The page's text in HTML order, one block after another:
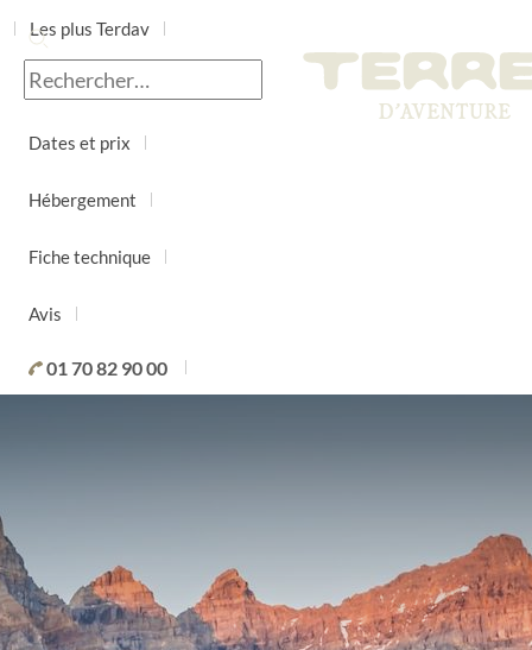
Les plus Terdav
Jour par jour
Dates et prix
Hébergement
Fiche technique
Avis
01 70 82 90 00